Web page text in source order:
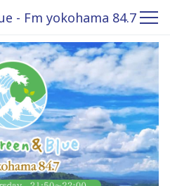
- Fm yokohama 84.7